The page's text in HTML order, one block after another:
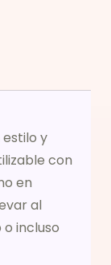
y
con
en
al
incluso